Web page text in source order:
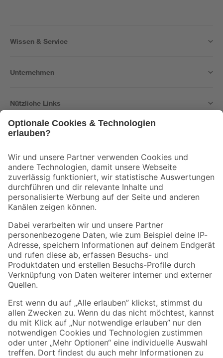
Wissen & Service
Unternehmen
Nützliche Links
Der toom Newsletter: Keine Angebote und Aktionen mehr verpassen!
Zur Newsletter Anmeldung
Folge uns
Zahlungsarten Versandarten
Sicher einkaufen
Jetzt die toom-App herunterladen